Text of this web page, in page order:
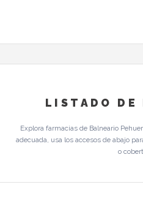
LISTADO DE
Explora farmacias de Balneario
adecuada, usa los accesos de abajo
o